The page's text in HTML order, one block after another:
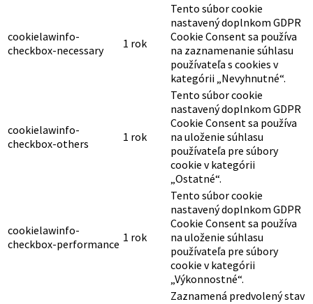
cookielawinfo-
checkbox-necessary
1 rok
Tento súbor cookie
nastavený doplnkom GDPR
Cookie Consent sa používa
na zaznamenanie súhlasu
používateľa s cookies v
kategórii „Nevyhnutné“.
cookielawinfo-
checkbox-others
1 rok
Tento súbor cookie
nastavený doplnkom GDPR
Cookie Consent sa používa
na uloženie súhlasu
používateľa pre súbory
cookie v kategórii
„Ostatné“.
cookielawinfo-
checkbox-performance 1 rok
Tento súbor cookie
nastavený doplnkom GDPR
Cookie Consent sa používa
na uloženie súhlasu
používateľa pre súbory
cookie v kategórii
„Výkonnostné“.
Zaznamená predvolený stav